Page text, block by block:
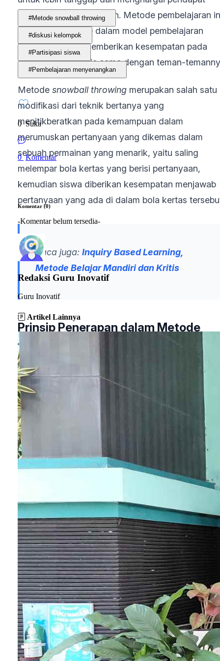
temannya atau siswa lain. Metode pembelajaran
dapat termasuk ke dalam model pembelajaran
kooperatif yang memberikan kesempatan pada
siswa untuk bekerja sama dengan teman-
Metode snowball throwing merupakan salah satu
modifikasi dari teknik bertanya yang
menitikberatkan pada kemampuan dalam
merumuskan pertanyaan yang dikemas dalam
sebuah permainan yang menarik, yaitu saling
melempar bola kertas yang berisi pertanyaan,
kemudian siswa diberikan kesempatan menjawab
pertanyaan yang ada di dalam bola kertas
Baca juga: Inquiry Based Learning,
Metode Belajar Mandiri dan Kritis
Prinsip Penerapan dalam Metode
Snowball Throwing
Prinsip yang terkandung dalam metode
throwing
ini antara lain:
student active
Belajar kerjasama (
Mengajar reaktif (reactive teaching);
Pembelajaran yang menyenangkan (joyful
learning).
Metodesnowball throwingjuga menggunakan
penerapan pembelajaran antara lain:
1.Constructivism(Konstruktivisme)
Pengetahuan dibangun sedikit demi sedikit yang
#Metode snowball throwing
#diskusi kelompok
#Partisipasi siswa
#Pembelajaran menyenangkan
0 Suka
0 Komentar
Komentar (0)
-Komentar belum tersedia-
Redaksi Guru Inovatif
Guru Inovatif
Artikel Lainnya